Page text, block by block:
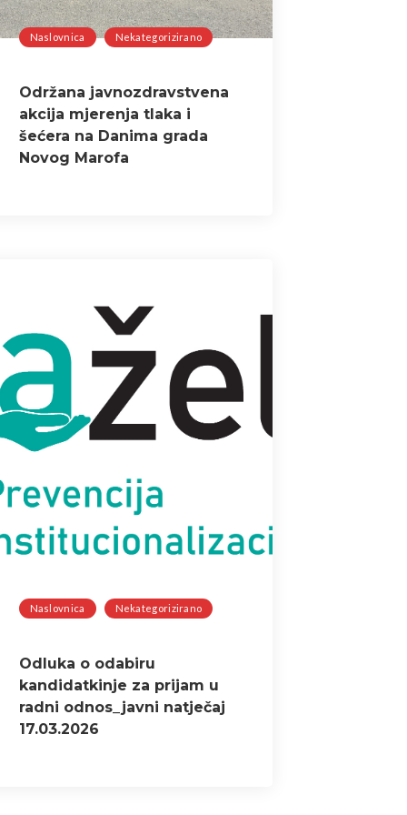
Naslovnica Nekategorizirano
Održana javnozdravstvena
akcija mjerenja tlaka i
šećera na Danima grada
Novog Marofa
Naslovnica Nekategorizirano
Odluka o odabiru
kandidatkinje za prijam u
radni odnos_javni natječaj
17.03.2026